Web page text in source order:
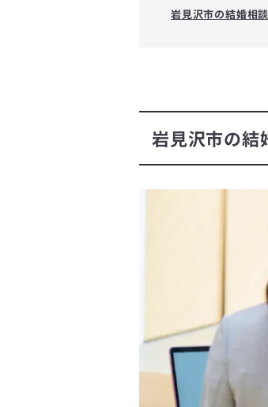
岩見沢市の結婚相
岩見沢市の結